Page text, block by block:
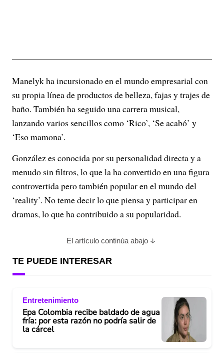
Manelyk ha incursionado en el mundo empresarial con
su propia línea de productos de belleza, fajas y trajes de
baño. También ha seguido una carrera musical,
lanzando varios sencillos como ‘Rico’, ‘Se acabó’ y
‘Eso mamona’.
González es conocida por su personalidad directa y a
menudo sin filtros, lo que la ha convertido en una figura
controvertida pero también popular en el mundo del
‘reality’. No teme decir lo que piensa y participar en
dramas, lo que ha contribuido a su popularidad.
El artículo continúa abajo
TE PUEDE INTERESAR
Entretenimiento
Epa Colombia recibe baldado de agua
fría: por esta razón no podría salir de
la cárcel